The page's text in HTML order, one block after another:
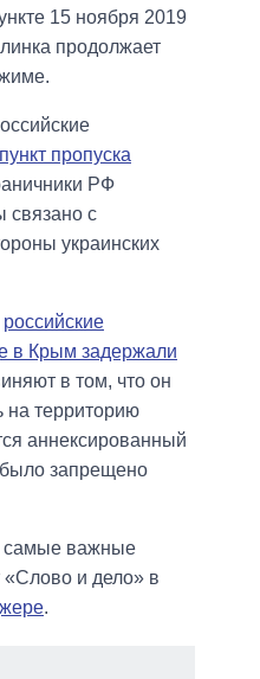
15 ноября 2019
продолжает
пропуска
РФ
связано с
украинских
российские
в Крым задержали
в том, что он
на территорию
аннексированный
запрещено
самые важные
«Слово и дело» в
.